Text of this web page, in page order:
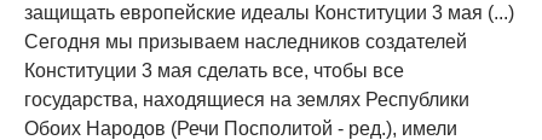
защищать европейские идеалы Конституции 3 мая (...)
Сегодня мы призываем наследников создателей
Конституции 3 мая сделать все, чтобы все
государства, находящиеся на землях Республики
Обоих Народов (Речи Посполитой - ред.), имели